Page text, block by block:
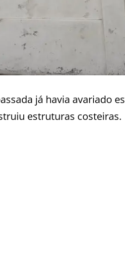
já havia avariado
estruturas costeiras.